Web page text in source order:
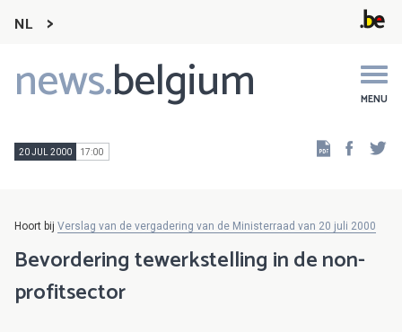
NL
news.belgium MENU
Main
navigation
20 JUL 2000 17:00
Hoort bij Verslag van de vergadering van de Ministerraad van 20 juli 2000
Bevordering tewerkstelling in de non-
profitsector